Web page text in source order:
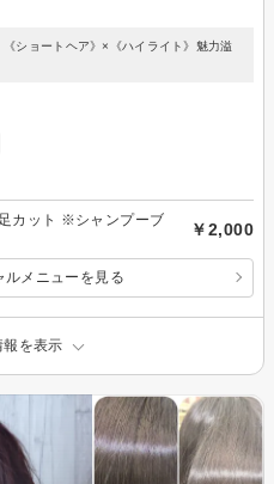
ショートヘア》×《ハイライト》魅力溢
カット ※シャンプーブ
￥2,000
ルメニューを見る
報を表示